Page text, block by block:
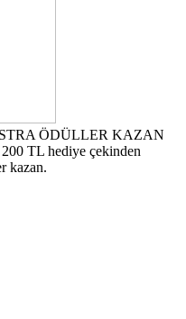
ÖDÜLLER KAZAN
TL hediye çekinden
kazan.